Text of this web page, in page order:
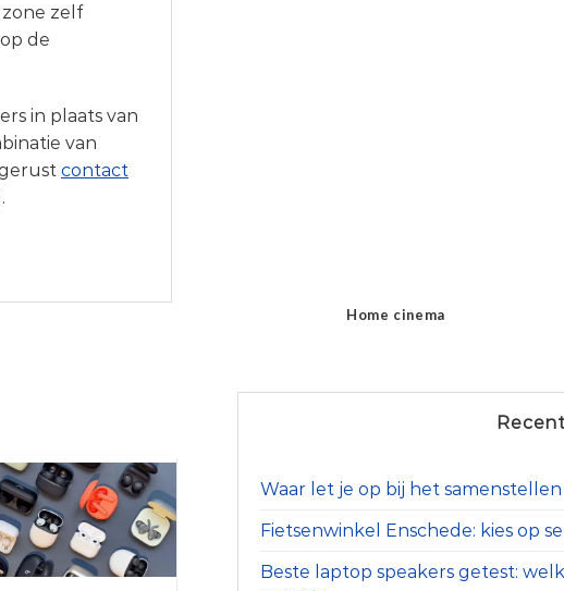
zelf
de
in plaats van
van
contact
Home cinema
Waar let je op bij het
Fietsenwinkel Enschede: kies op
Beste laptop speakers getest: